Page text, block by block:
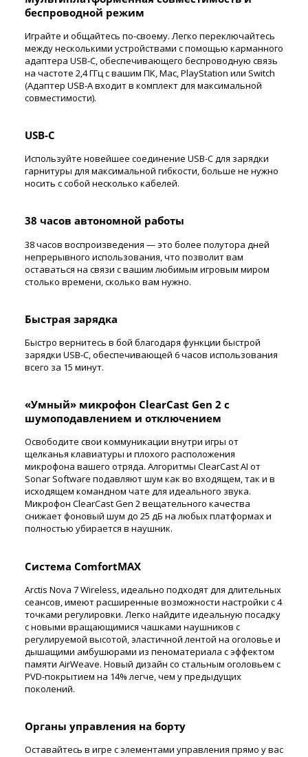
беспроводной режим
Играйте и общайтесь по-своему. Легко переключайтесь
между несколькими устройствами с помощью карманного
адаптера USB-C, обеспечивающего беспроводную связь
на частоте 2,4 ГГц с вашим ПК, Mac, PlayStation или Switch
(Адаптер USB-A входит в комплект для максимальной
совместимости).
USB-C
Используйте новейшее соединение USB-C для зарядки
гарнитуры для максимальной гибкости, больше не нужно
носить с собой несколько кабелей.
38 часов автономной работы
38 часов воспроизведения — это более полутора дней
непрерывного использования, что позволит вам
оставаться на связи с вашим любимым игровым миром
столько времени, сколько вам нужно.
Быстрая зарядка
Быстро вернитесь в бой благодаря функции быстрой
зарядки USB-C, обеспечивающей 6 часов использования
всего за 15 минут.
«Умный» микрофон ClearCast Gen 2 с
шумоподавлением и отключением
Освободите свои коммуникации внутри игры от
щелканья клавиатуры и плохого расположения
микрофона вашего отряда. Алгоритмы ClearCast AI от
Sonar Software подавляют шум как во входящем, так и в
исходящем командном чате для идеального звука.
Микрофон ClearCast Gen 2 вещательного качества
снижает фоновый шум до 25 дБ на любых платформах и
полностью убирается в наушник.
Система ComfortMAX
Arctis Nova 7 Wireless, идеально подходят для длительных
сеансов, имеют расширенные возможности настройки с 4
точками регулировки. Легко найдите идеальную посадку
с новыми вращающимися чашками наушников с
регулируемой высотой, эластичной лентой на оголовье и
дышащими амбушюрами из пеноматериала с эффектом
памяти AirWeave. Новый дизайн со стальным оголовьем с
PVD-покрытием на 14% легче, чем у предыдущих
поколений.
Органы управления на борту
Оставайтесь в игре с элементами управления прямо у вас